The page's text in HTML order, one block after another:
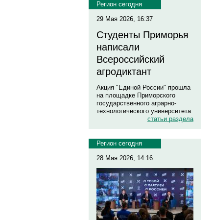
Регион сегодня
29 Мая 2026, 16:37
Студенты Приморья
написали
Всероссийский
агродиктант
Акция "Единой России" прошла
на площадке Приморского
государственного аграрно-
технологического университета
статьи раздела
Регион сегодня
28 Мая 2026, 14:16